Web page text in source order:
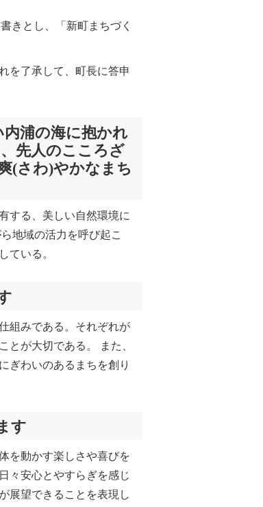
きとし、「新町まちづく
を了承して、町長に答申
浦の海に抱かれ
先人のこころざ
(さわ)やかなまち
する、美しい自然環境に
地域の活力を呼び起こ
ている。
組みである。それぞれが
とが大切である。 また、
ぎわいのあるまちを創り
す
を動かす楽しさや喜びを
々安心とやすらぎを感じ
展望できることを表現し